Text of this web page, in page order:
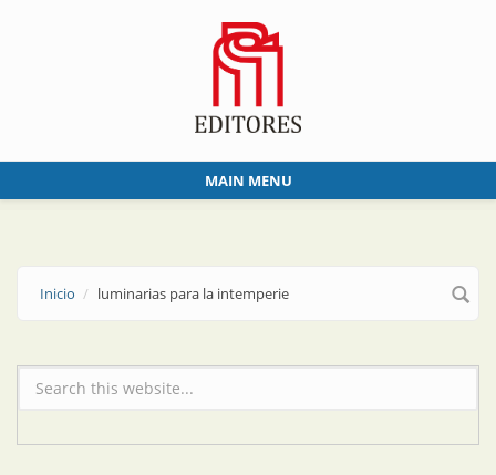
MAIN MENU
Inicio luminarias para la intemperie
Formulario de búsqueda